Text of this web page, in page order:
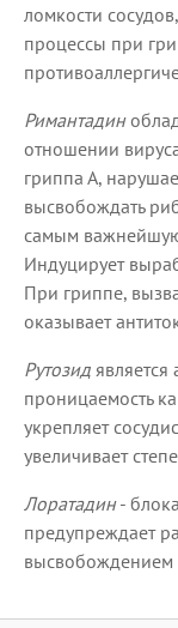
ломкости
процессы при
Римантадин
отношении
гриппа А,
высвобождать
самым
Индуцирует
При гриппе,
оказывает
Рутозид
проницаемость
укрепляет
увеличивает
Лоратадин-
предупреждает
высвобождением